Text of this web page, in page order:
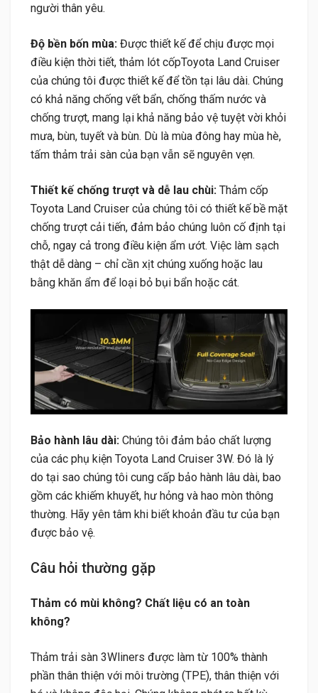
người thân yêu.
Độ bền bốn mùa: Được thiết kế để chịu được mọi
điều kiện thời tiết, thảm lót cốpToyota Land Cruiser
của chúng tôi được thiết kế để tồn tại lâu dài. Chúng
có khả năng chống vết bẩn, chống thấm nước và
chống trượt, mang lại khả năng bảo vệ tuyệt vời khỏi
mưa, bùn, tuyết và bùn. Dù là mùa đông hay mùa hè,
tấm thảm trải sàn của bạn vẫn sẽ nguyên vẹn.
Thiết kế chống trượt và dễ lau chùi: Thảm cốp
Toyota Land Cruiser của chúng tôi có thiết kế bề mặt
chống trượt cải tiến, đảm bảo chúng luôn cố định tại
chỗ, ngay cả trong điều kiện ẩm ướt. Việc làm sạch
thật dễ dàng – chỉ cần xịt chúng xuống hoặc lau
bằng khăn ẩm để loại bỏ bụi bẩn hoặc cát.
Bảo hành lâu dài: Chúng tôi đảm bảo chất lượng
của các phụ kiện Toyota Land Cruiser 3W. Đó là lý
do tại sao chúng tôi cung cấp bảo hành lâu dài, bao
gồm các khiếm khuyết, hư hỏng và hao mòn thông
thường. Hãy yên tâm khi biết khoản đầu tư của bạn
được bảo vệ.
Câu hỏi thường gặp
Thảm có mùi không? Chất liệu có an toàn
không?
Thảm trải sàn 3Wliners được làm từ 100% thành
phần thân thiện với môi trường (TPE), thân thiện với